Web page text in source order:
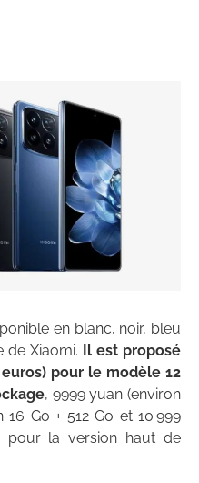
en blanc, noir, bleu
de Xiaomi. Il est proposé
pour le modèle 12
, 9999 yuan (environ
Go + 512 Go et 10 999
pour la version haut de